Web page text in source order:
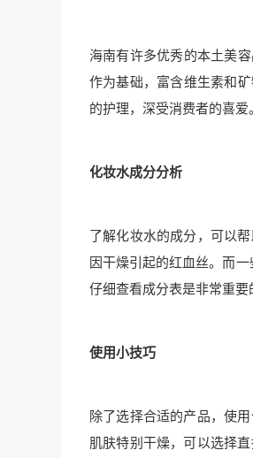
海南有许多优秀的本土美
作为基础，富含维生素和
的护理，深受消费者的喜爱
化妆水成分分析
了解化妆水的成分，可以
因干燥引起的红血丝。而
仔细查看成分表是非常重要
使用小技巧
除了选择合适的产品，使
肌肤特别干燥，可以选择